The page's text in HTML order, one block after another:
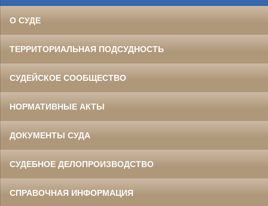
О СУДЕ
ТЕРРИТОРИАЛЬНАЯ ПОДСУДНОСТЬ
СУДЕЙСКОЕ СООБЩЕСТВО
НОРМАТИВНЫЕ АКТЫ
ДОКУМЕНТЫ СУДА
СУДЕБНОЕ ДЕЛОПРОИЗВОДСТВО
СПРАВОЧНАЯ ИНФОРМАЦИЯ